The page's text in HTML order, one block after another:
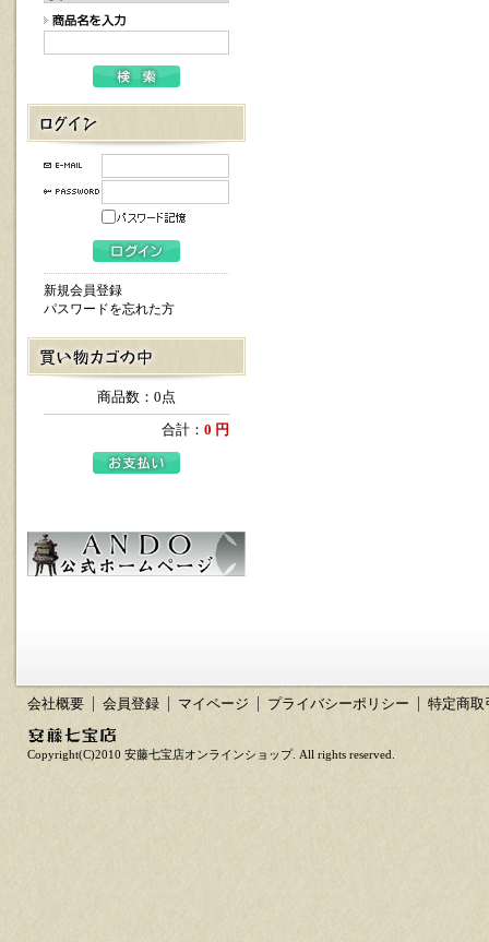
新規会員登録
パスワードを忘れた方
商品数：0点
合計： 0 円
会社概要 会員登録 マイページ プライバシーポリシー 特定商取
Copyright(C)2010 安藤七宝店オンラインショップ. All rights reserved.